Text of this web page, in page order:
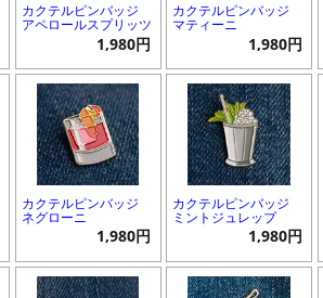
カクテルピンバッジ
アペロールスプリッツ
1,980円
カクテルピンバッジ
マティーニ
1,980円
カクテルピンバッジ
ネグローニ
1,980円
カクテルピンバッジ
ミントジュレップ
1,980円